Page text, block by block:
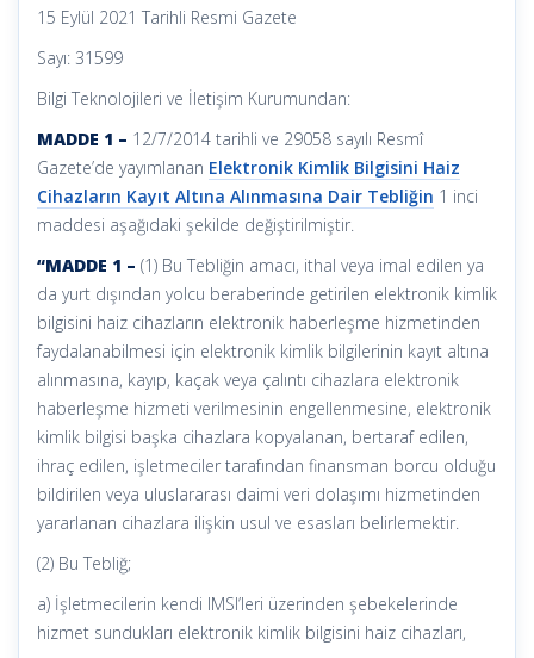
15 Eylül 2021 Tarihli Resmi Gazete
Sayı: 31599
Bilgi Teknolojileri ve İletişim Kurumundan:
MADDE 1 – 12/7/2014 tarihli ve 29058 sayılı Resmî
Gazete’de yayımlanan Elektronik Kimlik Bilgisini Haiz
Cihazların Kayıt Altına Alınmasına Dair Tebliğin 1 inci
maddesi aşağıdaki şekilde değiştirilmiştir.
“MADDE 1 – (1) Bu Tebliğin amacı, ithal veya imal edilen ya
da yurt dışından yolcu beraberinde getirilen elektronik kimlik
bilgisini haiz cihazların elektronik haberleşme hizmetinden
faydalanabilmesi için elektronik kimlik bilgilerinin kayıt altına
alınmasına, kayıp, kaçak veya çalıntı cihazlara elektronik
haberleşme hizmeti verilmesinin engellenmesine, elektronik
kimlik bilgisi başka cihazlara kopyalanan, bertaraf edilen,
ihraç edilen, işletmeciler tarafından finansman borcu olduğu
bildirilen veya uluslararası daimi veri dolaşımı hizmetinden
yararlanan cihazlara ilişkin usul ve esasları belirlemektir.
(2) Bu Tebliğ;
a) İşletmecilerin kendi IMSI’leri üzerinden şebekelerinde
hizmet sundukları elektronik kimlik bilgisini haiz cihazları,